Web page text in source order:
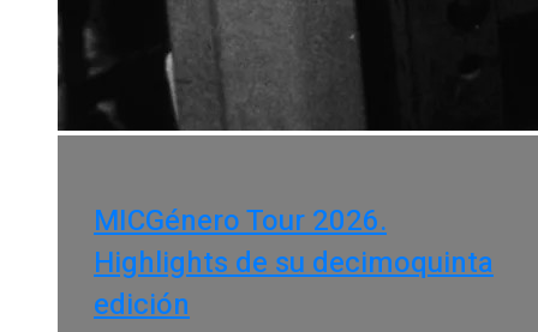
MICGénero Tour 2026.
Highlights de su decimoquinta
edición